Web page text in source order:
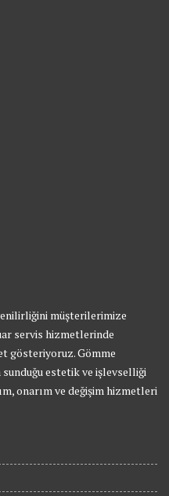
müşterilerimize
servis hizmetlerinde
gösteriyoruz. Gömme
estetik ve işlevselliği
onarım ve değişim hizmetleri